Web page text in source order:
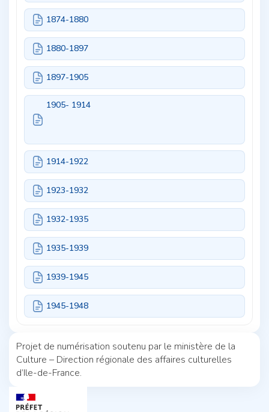
1874-1880
1880-1897
1897-1905
1905- 1914
1914-1922
1923-1932
1932-1935
1935-1939
1939-1945
1945-1948
Projet de numérisation soutenu par le ministère de la
Culture – Direction régionale des affaires culturelles
d’Ile-de-France.